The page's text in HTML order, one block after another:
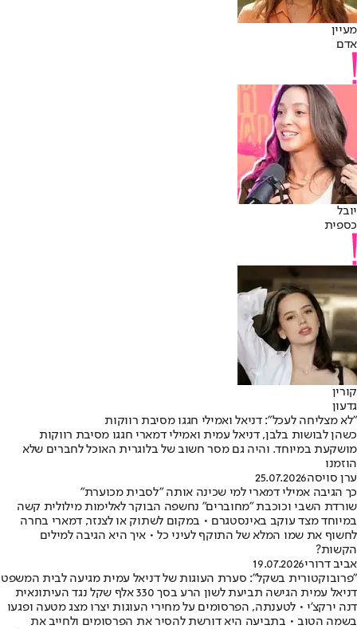
מעיין
אדם
יובל
כספית
קורין
גדעון
"לא מצליחה לעכל": דניאל ואמילי חגגו מסיבת רווקות
כשהן לבושות בלבן, דניאל עמית ואמילי דמארי חגגו מסיבת רווקות
מושקעת במיוחד. והיה גם מסר חשוב של בלוגרית האוכל לחברים שלא
הוזמנו
ערן סויסה25.07.2026
כך הגיבה אמילי דמארי למי שכינה אותה "לסבית מכוערת"
שורדת השבי וכוכבת "מחוברים" נחשפה הבוקר לאלימות מילולית קשה
במיוחד מצד עוקב באינסטגרם • במקום לשתוק או לצנזר, דמארי בחרה
לחשוף את שמו המלא של התוקף לעיני כל • איך היא הגיבה למילים
הקשות?
אביב דרורי19.07.2026
"פרובוקטורית בשקל": סערת העוגות של דניאל עמית מגיעה לבית המשפט
דניאל עמית הגישה תביעת לשון הרע בסך 330 אלף שקל נגד העיתונאית
דנה ירקצ'י • לטענתה, הפרסומים על מחירי העוגות יצרו מצג מטעה ופגעו
בשמה הטוב • בתביעה היא דורשת להסיר את הפרסומים ולחייב את